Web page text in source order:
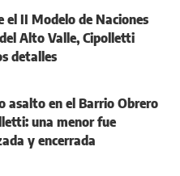
el II Modelo de Naciones
Alto Valle, Cipolletti
detalles
asalto en el Barrio Obrero
una menor fue
y encerrada